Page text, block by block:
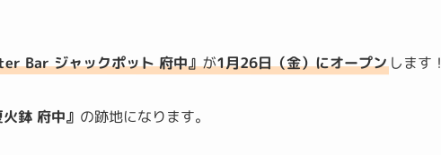
Bar ジャックポット 府中』が1月26日（金）にオープンします！
鉢 府中』 の跡地になります。